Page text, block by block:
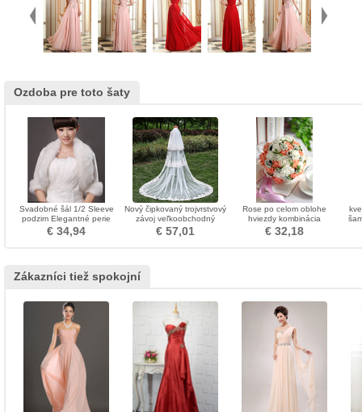
Ozdoba pre toto šaty
Svadobné šál 1/2 Sleeve
podzim Elegantné perie
Tinkerbell
€ 34,94
Nový čipkovaný trojvrstvový
závoj veľkoobchodný
svadobný doplnok so
svadobným závojom
€ 57,01
Rose po celom oblohe
hviezdy kombinácia
dekoratívne kvetina
€ 32,18
Zákazníci tiež spokojní